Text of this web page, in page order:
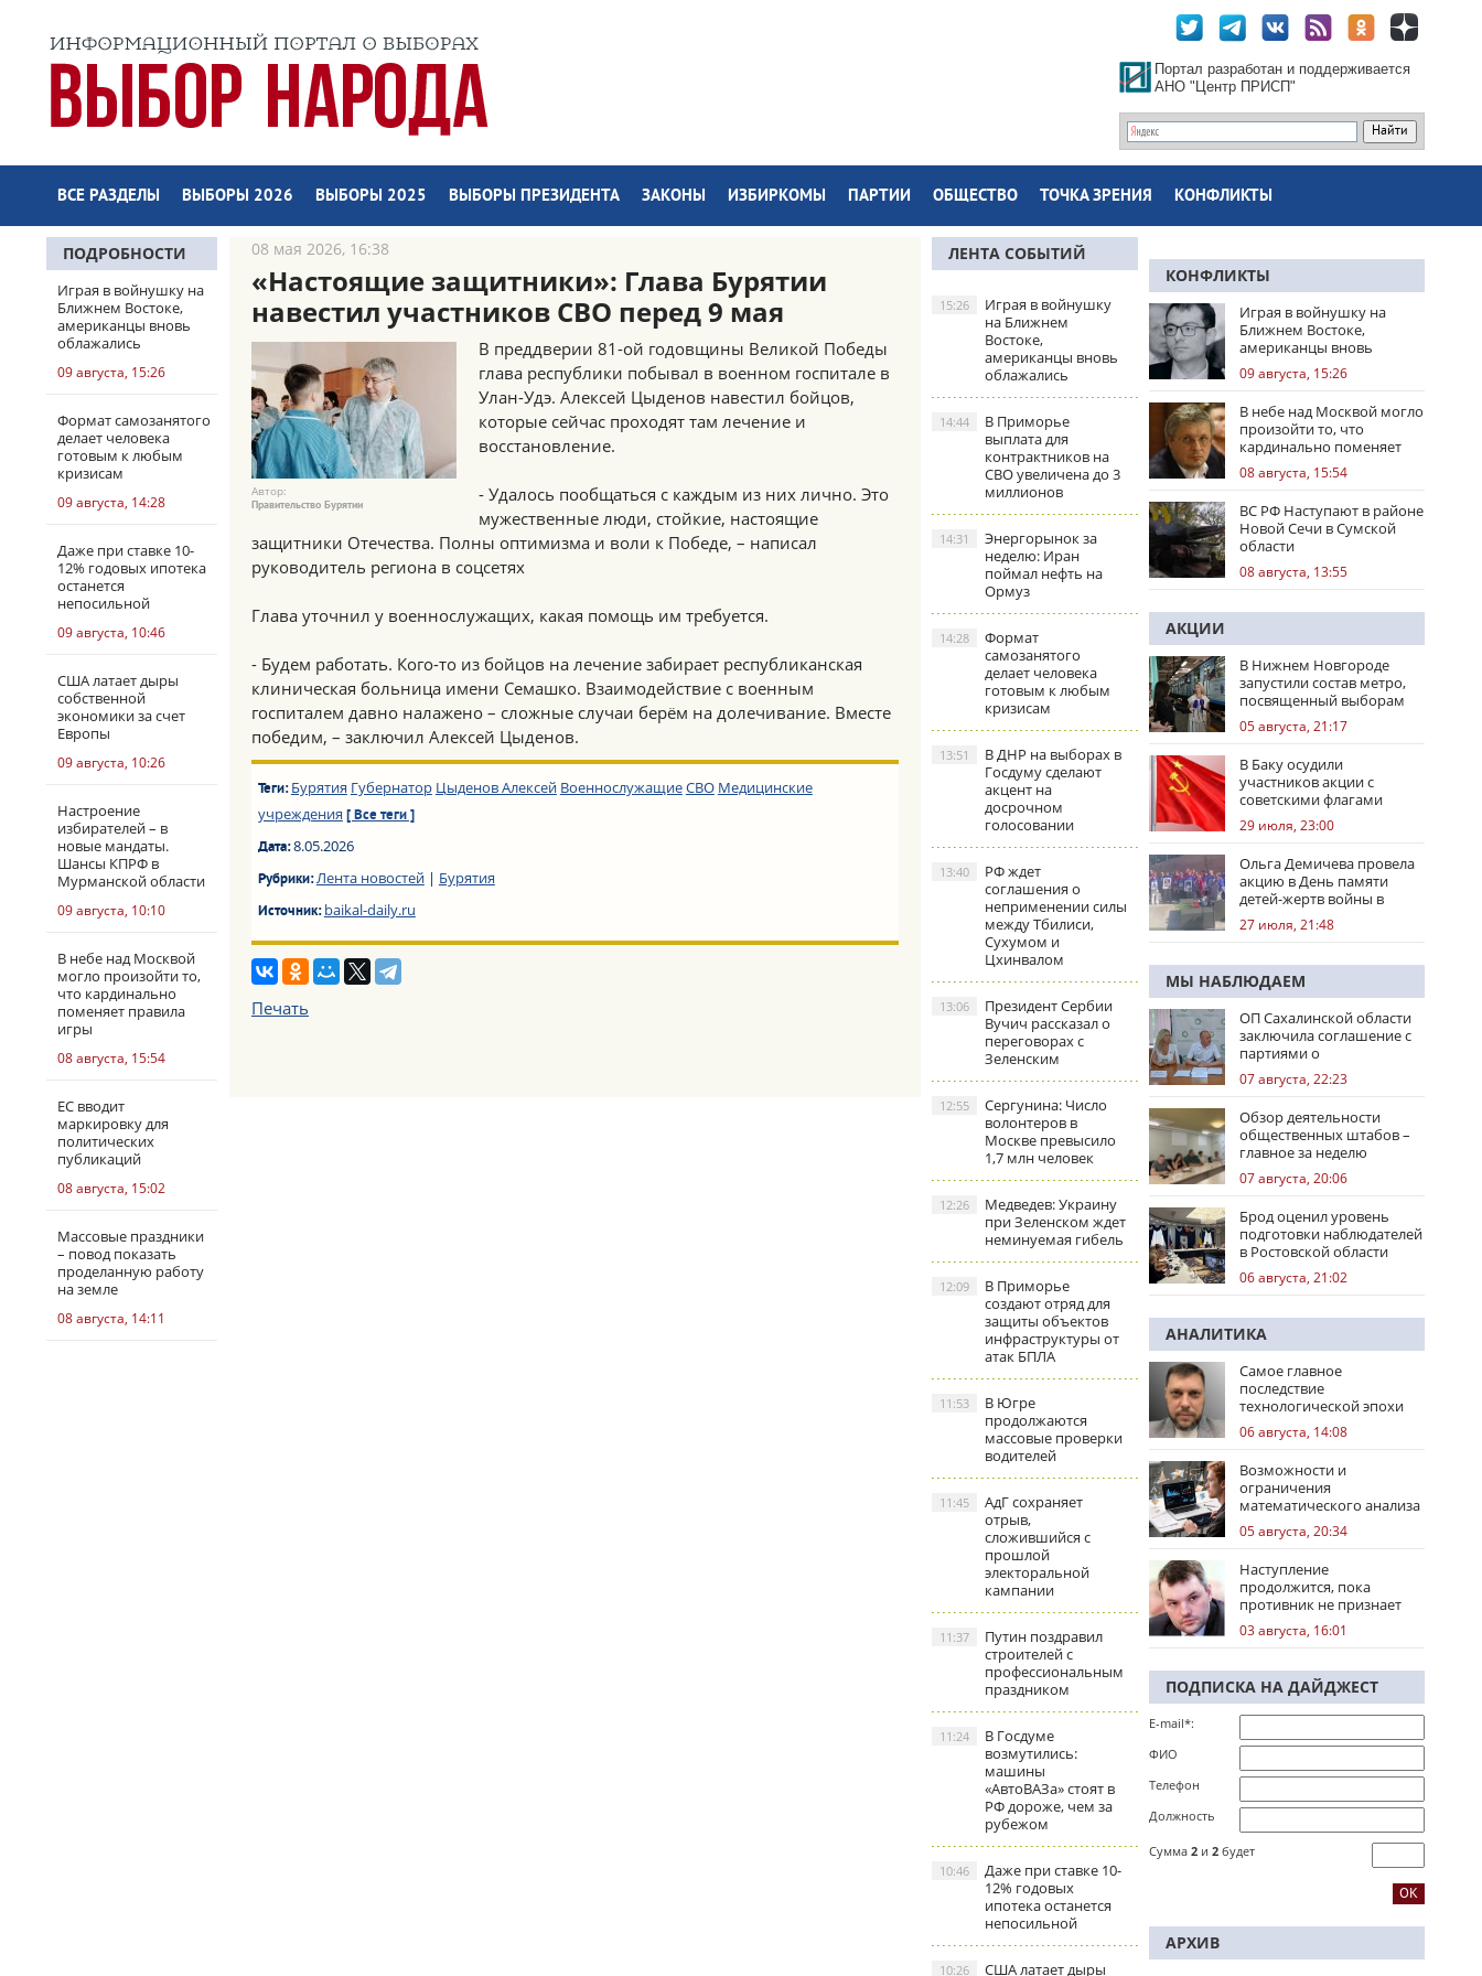
Портал разработан и поддерживается
АНО "Центр ПРИСП"
ВСЕ РАЗДЕЛЫ ВЫБОРЫ 2026 ВЫБОРЫ 2025 ВЫБОРЫ ПРЕЗИДЕНТА ЗАКОНЫ ИЗБИРКОМЫ ПАРТИИ ОБЩЕСТВО ТОЧКА ЗРЕНИЯ КОНФЛИКТЫ
ПОДРОБНОСТИ
Играя в войнушку на
Ближнем Востоке,
американцы вновь
облажались
09 августа, 15:26
Формат самозанятого
делает человека
готовым к любым
кризисам
09 августа, 14:28
Даже при ставке 10-
12% годовых ипотека
останется
непосильной
09 августа, 10:46
США латает дыры
собственной
экономики за счет
Европы
09 августа, 10:26
Настроение
избирателей – в
новые мандаты.
Шансы КПРФ в
Мурманской области
09 августа, 10:10
В небе над Москвой
могло произойти то,
что кардинально
поменяет правила
игры
08 августа, 15:54
ЕС вводит
маркировку для
политических
публикаций
08 августа, 15:02
Массовые праздники
– повод показать
проделанную работу
на земле
08 августа, 14:11
08 мая 2026, 16:38
«Настоящие защитники»: Глава Бурятии
навестил участников СВО перед 9 мая
Автор:
Правительство Бурятии
В преддверии 81-ой годовщины Великой Победы
глава республики побывал в военном госпитале в
Улан-Удэ. Алексей Цыденов навестил бойцов,
которые сейчас проходят там лечение и
восстановление.
- Удалось пообщаться с каждым из них лично. Это
мужественные люди, стойкие, настоящие
защитники Отечества. Полны оптимизма и воли к Победе, – написал
руководитель региона в соцсетях
Глава уточнил у военнослужащих, какая помощь им требуется.
- Будем работать. Кого-то из бойцов на лечение забирает республиканская
клиническая больница имени Семашко. Взаимодействие с военным
госпиталем давно налажено – сложные случаи берём на долечивание. Вместе
победим, – заключил Алексей Цыденов.
Теги: Бурятия Губернатор Цыденов Алексей ВоеннослужащиеСВО Медицинские
учреждения [ Все теги ]
Дата:8.05.2026
Рубрики:Лента новостей| Бурятия
Источник:baikal-daily.ru
Печать
ЛЕНТА СОБЫТИЙ
Играя в войнушку
на Ближнем
Востоке,
американцы вновь
облажались
15:26
В Приморье
выплата для
контрактников на
СВО увеличена до 3
миллионов
14:44
Энергорынок за
неделю: Иран
поймал нефть на
Ормуз
14:31
Формат
самозанятого
делает человека
готовым к любым
кризисам
14:28
В ДНР на выборах в
Госдуму сделают
акцент на
досрочном
голосовании
13:51
РФ ждет
соглашения о
неприменении силы
между Тбилиси,
Сухумом и
Цхинвалом
13:40
Президент Сербии
Вучич рассказал о
переговорах с
Зеленским
13:06
Сергунина: Число
волонтеров в
Москве превысило
1,7 млн человек
12:55
Медведев: Украину
при Зеленском ждет
неминуемая гибель
12:26
В Приморье
создают отряд для
защиты объектов
инфраструктуры от
атак БПЛА
12:09
В Югре
продолжаются
массовые проверки
водителей
11:53
АдГ сохраняет
отрыв,
сложившийся с
прошлой
электоральной
кампании
11:45
Путин поздравил
строителей с
профессиональным
праздником
11:37
В Госдуме
возмутились:
машины
«АвтоВАЗа» стоят в
РФ дороже, чем за
рубежом
11:24
Даже при ставке 10-
12% годовых
ипотека останется
непосильной
10:46
США латает дыры
10:26
КОНФЛИКТЫ
Играя в войнушку на
Ближнем Востоке,
американцы вновь
облажались
09 августа, 15:26
В небе над Москвой могло
произойти то, что
кардинально поменяет
правила игры
08 августа, 15:54
ВС РФ Наступают в районе
Новой Сечи в Сумской
области
08 августа, 13:55
АКЦИИ
В Нижнем Новгороде
запустили состав метро,
посвященный выборам
05 августа, 21:17
В Баку осудили
участников акции с
советскими флагами
29 июля, 23:00
Ольга Демичева провела
акцию в День памяти
детей-жертв войны в
Донбассе
27 июля, 21:48
МЫ НАБЛЮДАЕМ
ОП Сахалинской области
заключила соглашение с
партиями о
сотрудничестве на
выборах
07 августа, 22:23
Обзор деятельности
общественных штабов –
главное за неделю
07 августа, 20:06
Брод оценил уровень
подготовки наблюдателей
в Ростовской области
06 августа, 21:02
АНАЛИТИКА
Самое главное
последствие
технологической эпохи
06 августа, 14:08
Возможности и
ограничения
математического анализа
избирательных кампаний
05 августа, 20:34
Наступление
продолжится, пока
противник не признает
стратегическое
поражение
03 августа, 16:01
ПОДПИСКА НА ДАЙДЖЕСТ
E-mail*:
ФИО
Телефон
Должность
Сумма 2 и 2 будет
АРХИВ